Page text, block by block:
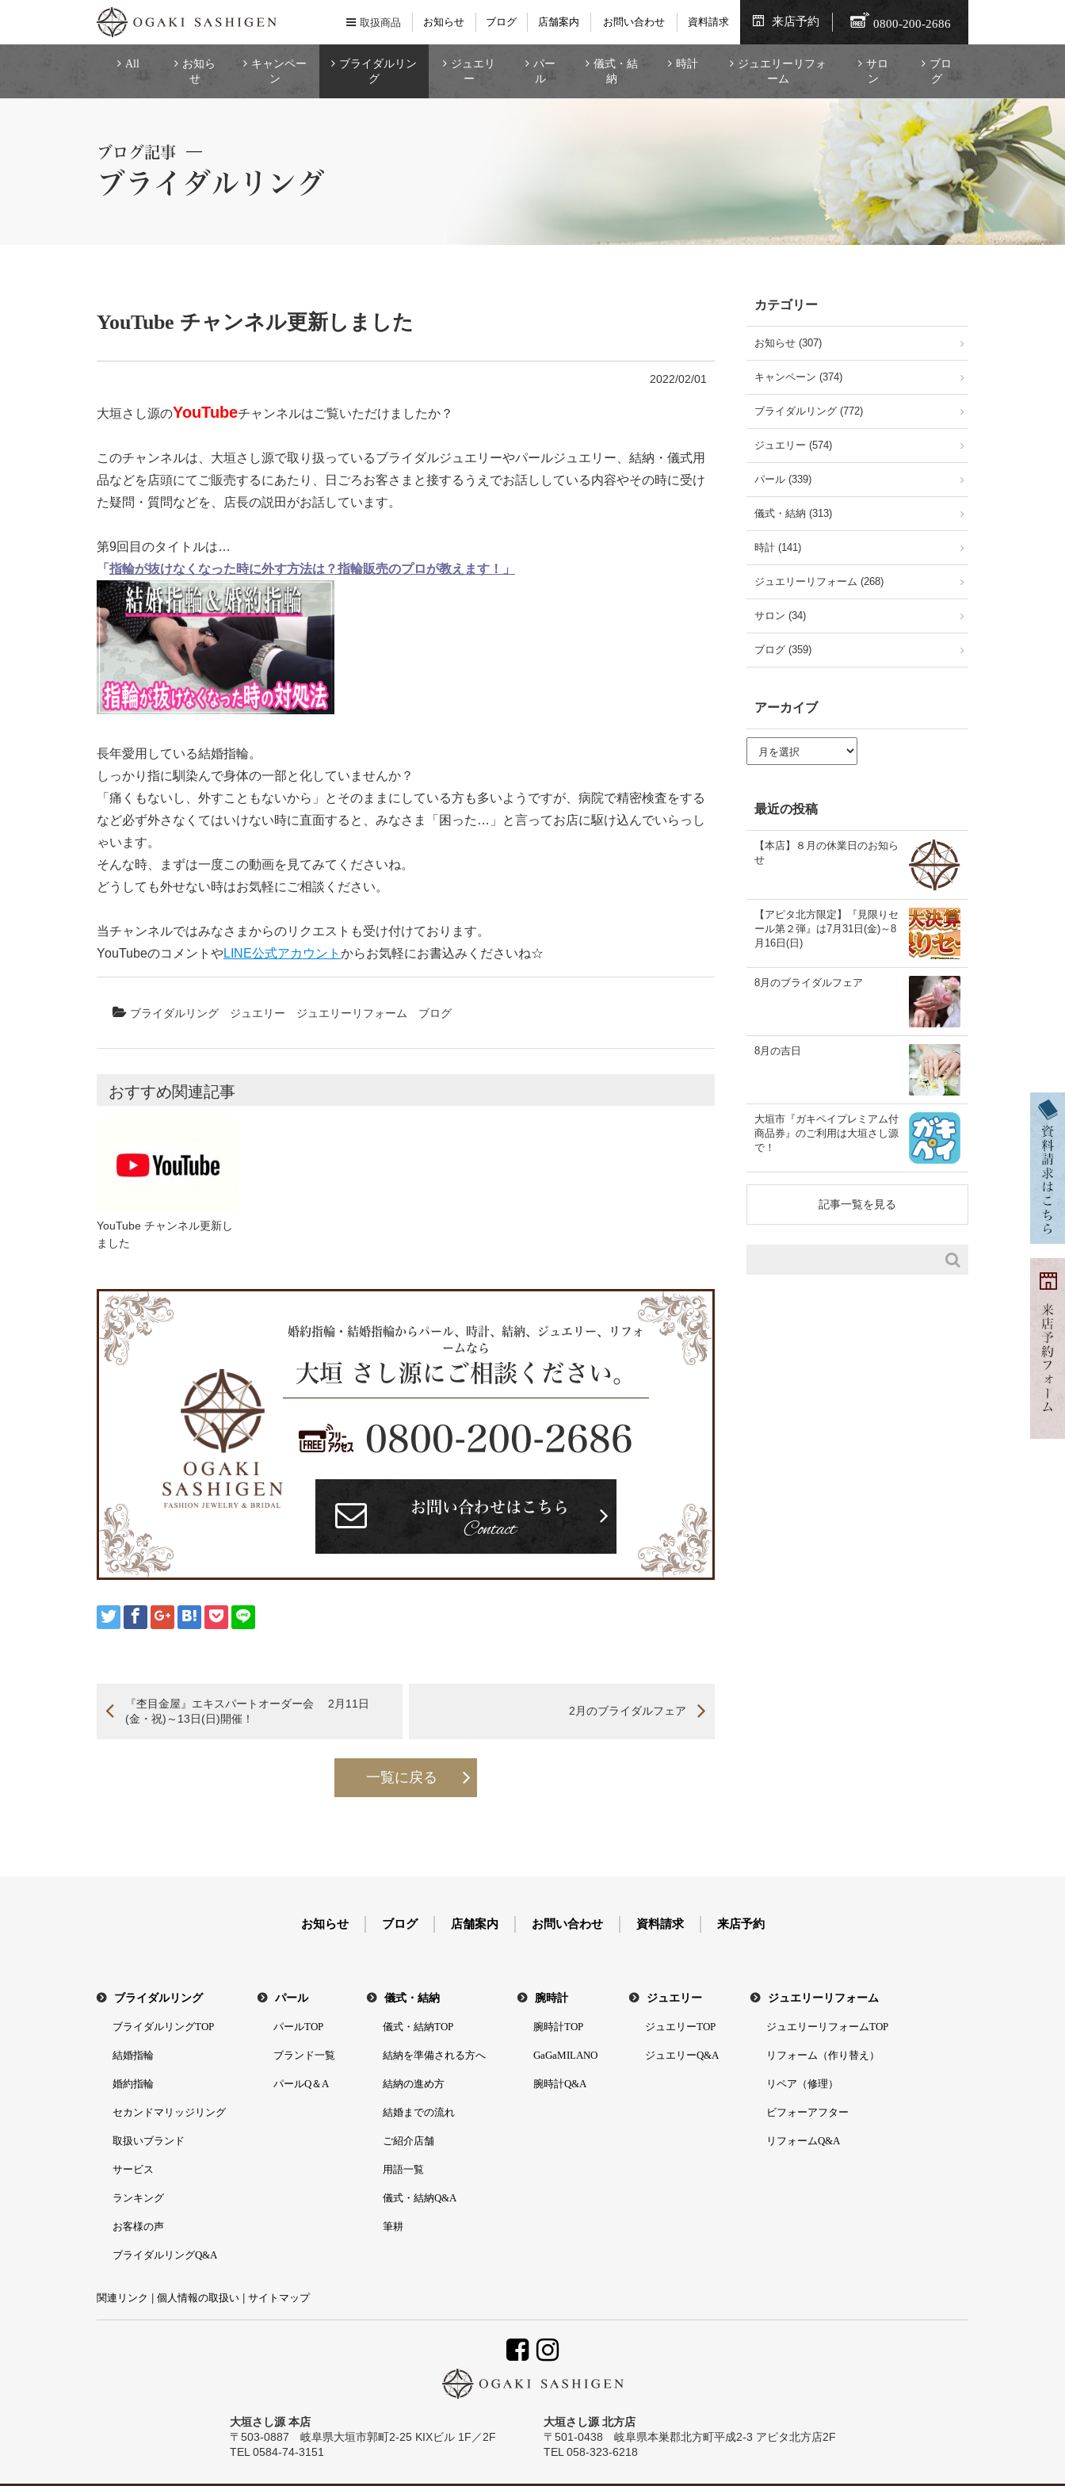
取扱商品 お知らせ ブログ 店舗案内 お問い合わせ 資料請求 来店予約 0800-200-2686
All
お知ら
せ
キャンペー
ン
ブライダルリン
グ
ジュエリ
ー
パー
ル
儀式・結
納
時計
ジュエリーリフォ
ーム
サロ
ン
ブロ
グ
ブログ記事
ブライダルリング
YouTube チャンネル更新しました
2022/02/01
大垣さし源のYouTubeチャンネルはご覧いただけましたか？
このチャンネルは、大垣さし源で取り扱っているブライダルジュエリーやパールジュエリー、結納・儀式用
品などを店頭にてご販売するにあたり、日ごろお客さまと接するうえでお話ししている内容やその時に受け
た疑問・質問などを、店長の説田がお話しています。
第9回目のタイトルは…
「 指輪が抜けなくなった時に外す方法は？指輪販売のプロが教えます！」
長年愛用している結婚指輪。
しっかり指に馴染んで身体の一部と化していませんか？
「痛くもないし、外すこともないから」とそのままにしている方も多いようですが、病院で精密検査をする
など必ず外さなくてはいけない時に直面すると、みなさま「困った…」と言ってお店に駆け込んでいらっし
ゃいます。
そんな時、まずは一度この動画を見てみてくださいね。
どうしても外せない時はお気軽にご相談ください。
当チャンネルではみなさまからのリクエストも受け付けております。
YouTubeのコメントやLINE公式アカウント からお気軽にお書込みくださいね☆
ブライダルリング ジュエリー ジュエリーリフォーム ブログ
おすすめ関連記事
YouTube チャンネル更新し
ました
婚約指輪・結婚指輪からパール、時計、 結納、ジュエリー、リフォ
ームなら
大垣 さし源にご相談ください。
0800-200-2686
お問い合わせはこちら
Contact
『杢目金屋』エキスパートオーダー会 2月11日
(金・祝)～13日(日)開催！
2月のブライダルフェア
一覧に戻る
カテゴリー
お知らせ (307)
キャンペーン (374)
ブライダルリング (772)
ジュエリー (574)
パール (339)
儀式・結納 (313)
時計 (141)
ジュエリーリフォーム (268)
サロン (34)
ブログ (359)
アーカイブ
ー
ブ
最近の投稿
【本店】８月の休業日のお知ら
せ
【アピタ北方限定】『見限りセ
ール第２弾』は7月31日(金)～8
月16日(日)
8月のブライダルフェア
8月の吉日
大垣市『ガキペイプレミアム付
商品券』のご利用は大垣さし源
で！
記事一覧を見る
お知らせ ブログ 店舗案内 お問い合わせ 資料請求 来店予約
ブライダルリング
ブライダルリングTOP
結婚指輪
婚約指輪
セカンドマリッジリング
取扱いブランド
サービス
ランキング
お客様の声
ブライダルリングQ&A
パール
パールTOP
ブランド一覧
パールQ＆A
儀式・結納
儀式・結納TOP
結納を準備される方へ
結納の進め方
結婚までの流れ
ご紹介店舗
用語一覧
儀式・結納Q&A
筆耕
腕時計
腕時計TOP
GaGaMILANO
腕時計Q&A
ジュエリー
ジュエリーTOP
ジュエリーQ&A
ジュエリーリフォーム
ジュエリーリフォームTOP
リフォーム（作り替え）
リペア（修理）
ビフォーアフター
リフォームQ&A
関連リンク 個人情報の取扱い サイトマップ
大垣さし源 本店
〒503-0887 岐阜県大垣市郭町2-25 KIXビル 1F／2F
TEL 0584-74-3151
大垣さし源 北方店
〒501-0438 岐阜県本巣郡北方町平成2-3 アピタ北方店2F
TEL 058-323-6218